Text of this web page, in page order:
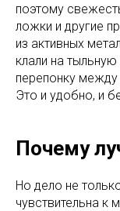
поэтому
ложки и другие
из активных
клали на
перепонку
Это и удобно, и
Почему
Но дело не
чувствительна к